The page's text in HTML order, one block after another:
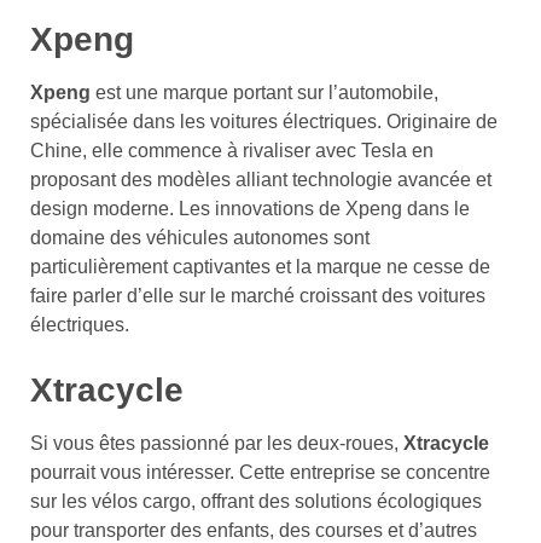
Xpeng
Xpeng est une marque portant sur l’automobile,
spécialisée dans les voitures électriques. Originaire de
Chine, elle commence à rivaliser avec Tesla en
proposant des modèles alliant technologie avancée et
design moderne. Les innovations de Xpeng dans le
domaine des véhicules autonomes sont
particulièrement captivantes et la marque ne cesse de
faire parler d’elle sur le marché croissant des voitures
électriques.
Xtracycle
Si vous êtes passionné par les deux-roues, Xtracycle
pourrait vous intéresser. Cette entreprise se concentre
sur les vélos cargo, offrant des solutions écologiques
pour transporter des enfants, des courses et d’autres